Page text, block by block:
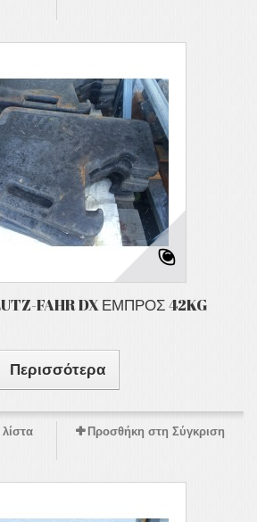
FAHR DX ΕΜΠΡΟΣ 42KG
Περισσότερα
Προσθήκη στη Σύγκριση